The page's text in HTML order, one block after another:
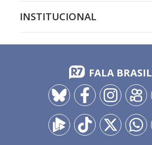
INSTITUCIONAL
FALA BRASIL